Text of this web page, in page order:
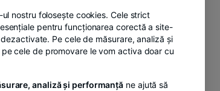
ul nostru folosește cookies. Cele strict
pentru funcționarea corectă a site-
Pe cele de măsurare, analiză și
cele de promovare le vom activa doar cu
analiză și performanță ne ajută să